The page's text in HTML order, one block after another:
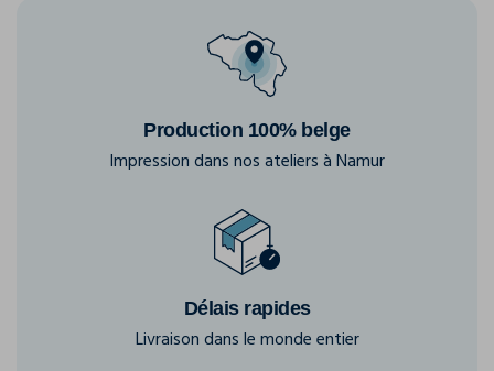
Production 100% belge
Impression dans nos ateliers à Namur
Délais rapides
Livraison dans le monde entier